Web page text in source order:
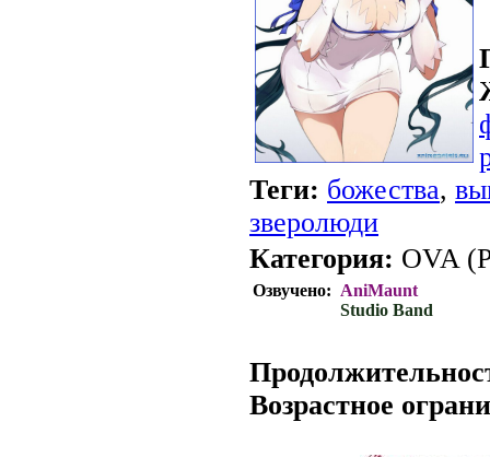
Теги: божества,
зверолюди
Категория: OVA
Озвучено: AniMaunt
Studio Band
Возрастное